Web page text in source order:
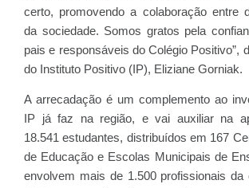
certo, promovendo a colaboração entre
da sociedade. Somos gratos pela
pais e responsáveis do Colégio Positivo”,
do Instituto Positivo (IP), Eliziane Gorniak.
A arrecadação é um complemento ao
IP já faz na região, e vai auxiliar na
18.541 estudantes, distribuídos em 167
de Educação e Escolas Municipais de
envolvem mais de 1.500 profissionais da